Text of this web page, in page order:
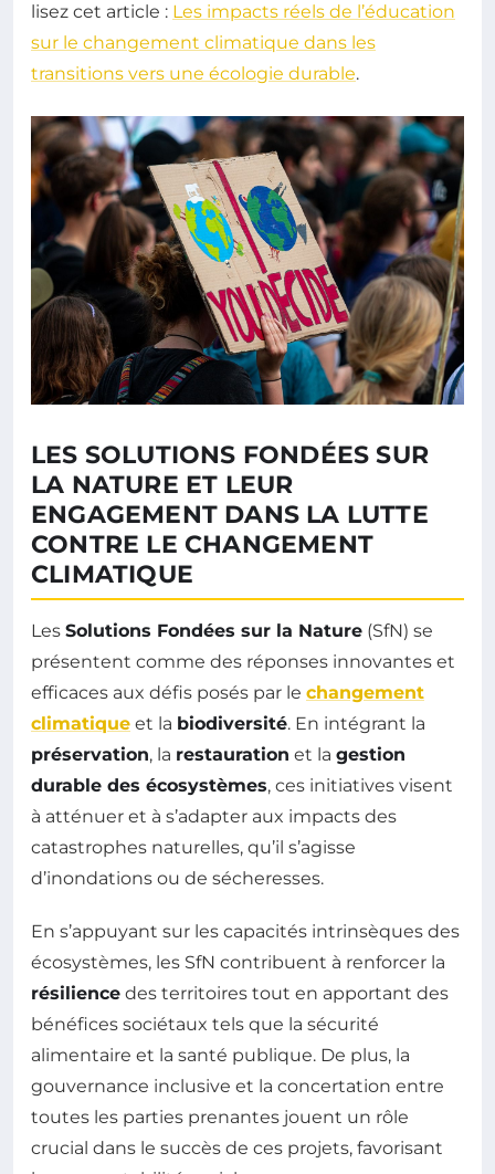
lisez cet article : Les impacts réels de l’éducation
sur le changement climatique dans les
transitions vers une écologie durable.
LES SOLUTIONS FONDÉES SUR
LA NATURE ET LEUR
ENGAGEMENT DANS LA LUTTE
CONTRE LE CHANGEMENT
CLIMATIQUE
Les Solutions Fondées sur la Nature (SfN) se
présentent comme des réponses innovantes et
efficaces aux défis posés par le changement
climatique et la biodiversité. En intégrant la
préservation, la restauration et la gestion
durable des écosystèmes, ces initiatives visent
à atténuer et à s’adapter aux impacts des
catastrophes naturelles, qu’il s’agisse
d’inondations ou de sécheresses.
En s’appuyant sur les capacités intrinsèques des
écosystèmes, les SfN contribuent à renforcer la
résilience des territoires tout en apportant des
bénéfices sociétaux tels que la sécurité
alimentaire et la santé publique. De plus, la
gouvernance inclusive et la concertation entre
toutes les parties prenantes jouent un rôle
crucial dans le succès de ces projets, favorisant